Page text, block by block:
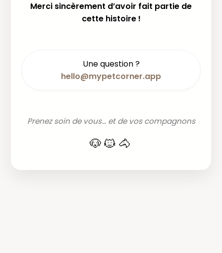
Merci sincèrement d’avoir fait partie de
cette histoire !
Une question ?
hello@mypetcorner.app
Prenez soin de vous... et de vos compagnons
🐶🐱🐴